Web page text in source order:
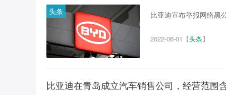
头条 比亚迪宣布举报网络黑
2022-06-01 【头条】
比亚迪在青岛成立汽车销售公司，经营范围